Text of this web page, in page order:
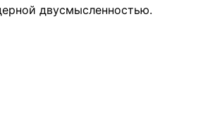
двусмысленностью.